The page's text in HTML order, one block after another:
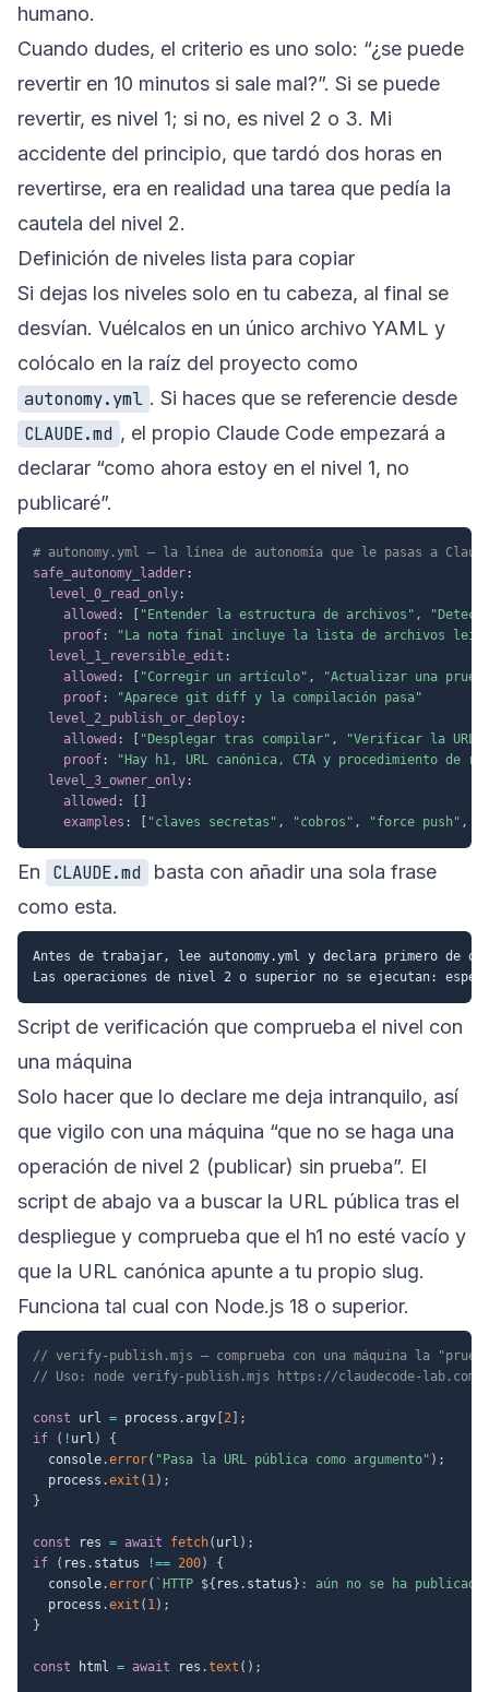
humano.
Cuando dudes, el criterio es uno solo: “¿se puede
revertir en 10 minutos si sale mal?”. Si se puede
revertir, es nivel 1; si no, es nivel 2 o 3. Mi
accidente del principio, que tardó dos horas en
revertirse, era en realidad una tarea que pedía la
cautela del nivel 2.
Definición de niveles lista para copiar
Si dejas los niveles solo en tu cabeza, al final se
desvían. Vuélcalos en un único archivo YAML y
colócalo en la raíz del proyecto como
autonomy.yml . Si haces que se referencie desde
CLAUDE.md , el propio Claude Code empezará a
declarar “como ahora estoy en el nivel 1, no
publicaré”.
# autonomy.yml — la línea de autonomía que le pasas a
safe_autonomy_ladder:
level_0_read_only:
allowed : "Entender la estructura de archivos" ,
proof:
"La nota final incluye la lista de archivos
level_1_reversible_edit :
allowed : "Corregir un artículo" ,
"Actualizar una
proof:
"Aparece git diff y la compilación pasa"
level_2_publish_or_deploy:
allowed : "Desplegar tras compilar" ,
"Verificar la URL
proof:
"Hay h1, URL canónica, CTA y procedimiento de
level_3_owner_only:
allowed :
examples : "claves secretas" , "cobros" , "force push" ,
En CLAUDE.md
basta con añadir una sola frase
como esta.
Antes de trabajar, lee autonomy.yml y declara primero de
Script de verificación que comprueba el nivel con
una máquina
Solo hacer que lo declare me deja intranquilo, así
que vigilo con una máquina “que no se haga una
operación de nivel 2 (publicar) sin prueba”. El
script de abajo va a buscar la URL pública tras el
despliegue y comprueba que el h1 no esté vacío y
que la URL canónica apunte a tu propio slug.
Funciona tal cual con Node.js 18 o superior.
// verify-publish.mjs — comprueba con una máquina la
// Uso: node verify-publish.mjs https://claudecode-lab.com/
const url = process .argv 2
;
if
( ! url )
{
  console
.error( "Pasa la URL pública como argumento" ) ;
  process
.exit ( 1) ;
}
const res = await fetch( url ) ;
if
( res . status !== 200)
{
  console
.error( ` HTTP ${ res . status } : aún no se ha publicado
  process
.exit ( 1) ;
}
const html = await res .text ( ) ;